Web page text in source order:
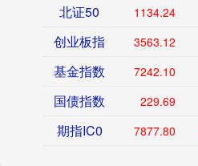
北证50 1134.24
创业板指 3563.12
基金指数 7242.10
国债指数 229.69
期指IC0 7877.80